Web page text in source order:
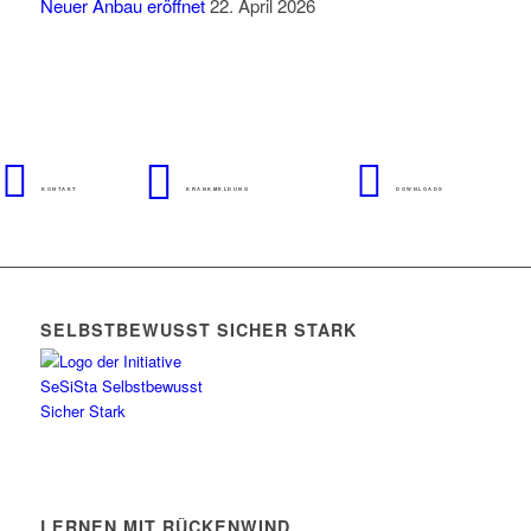
Neuer Anbau eröffnet 22. April 2026
KONTAKT KRANKMELDUNG DOWNLOADS
SELBSTBEWUSST SICHER STARK